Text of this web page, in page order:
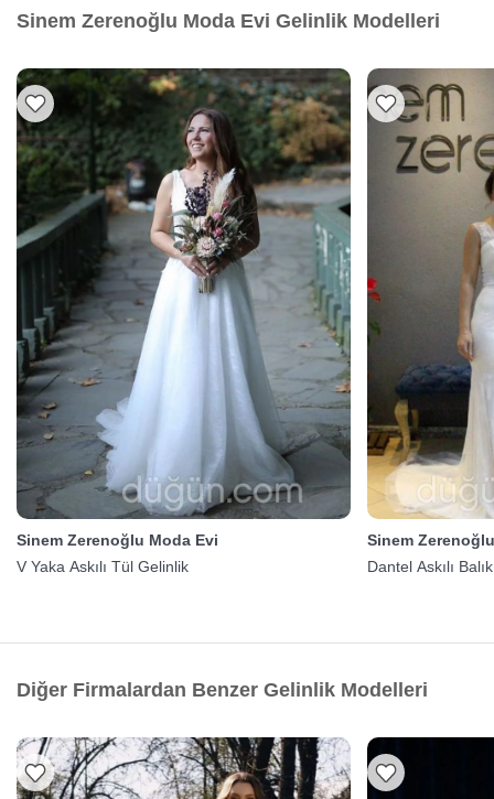
Sinem Zerenoğlu Moda Evi Gelinlik Modelleri
Sinem Zerenoğlu Moda Evi
V Yaka Askılı Tül Gelinlik
Sinem
Dantel Askılı
Diğer Firmalardan Benzer Gelinlik Modelleri